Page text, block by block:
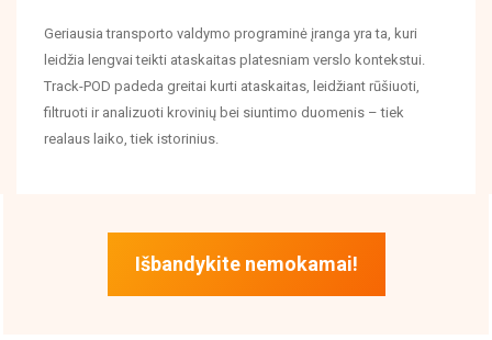
Geriausia transporto valdymo programinė įranga yra ta, kuri
leidžia lengvai teikti ataskaitas platesniam verslo kontekstui.
Track-POD padeda greitai kurti ataskaitas, leidžiant rūšiuoti,
filtruoti ir analizuoti krovinių bei siuntimo duomenis – tiek
realaus laiko, tiek istorinius.
Išbandykite nemokamai!